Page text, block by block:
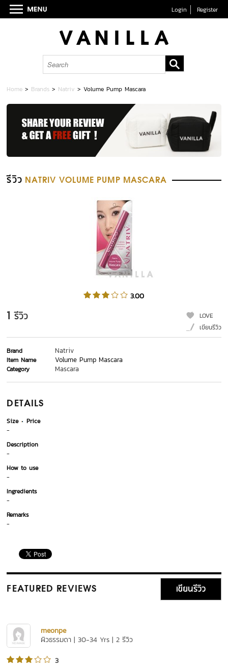
Login Register
Home > Brands > Natriv >Volume Pump Mascara
รีวิว NATRIV VOLUME PUMP MASCARA
3.00
1 รีวิว
LOVE
เขียนรีวิว
Brand Natriv
Item Name Volume Pump Mascara
Category Mascara
DETAILS
Size
Price
-
Description
-
How to use
-
Ingredients
-
Remarks
-
FEATURED REVIEWS เขียนรีวิว
meonpe
ผิวธรรมดา | 30-34 Yrs | 2 รีวิว
3